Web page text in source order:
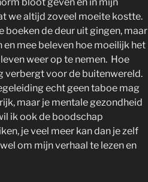
we altijd zoveel moeite kostte.
boeken de deur uit gingen, maar
mee beleven hoe moeilijk het
weer op te nemen. Hoe
verbergt voor de buitenwereld.
echt geen taboe mag
maar je mentale gezondheid
ik ook de boodschap
je veel meer kan dan je zelf
om mijn verhaal te lezen en